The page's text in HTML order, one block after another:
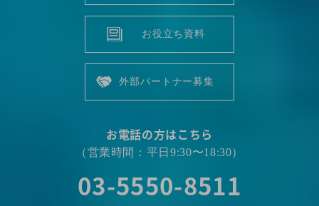
お役立ち資料
外部パートナー募集
お電話の方はこちら
（営業時間：平日9:30〜18:30）
03-5550-8511